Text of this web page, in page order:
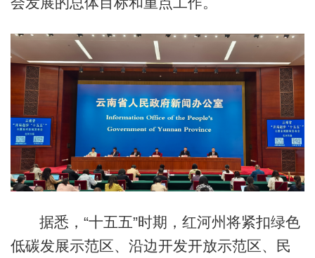
据悉，“十五五”时期，红河州将紧扣绿色
低碳发展示范区、沿边开发开放示范区、民